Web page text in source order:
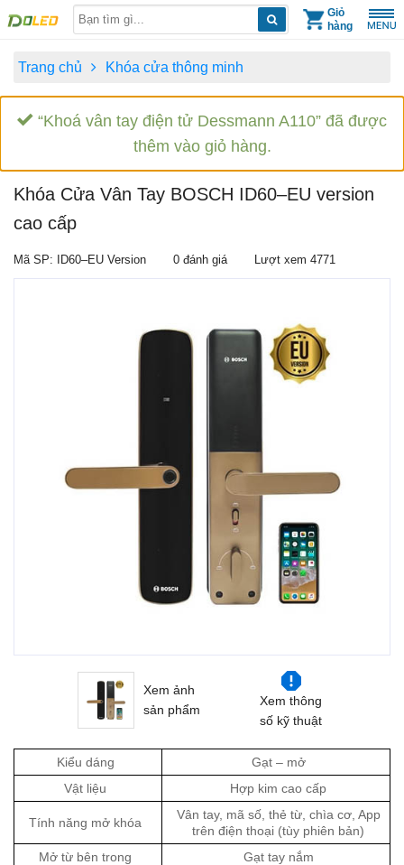
Giỏ
hàng
Trang chủ Khóa cửa thông minh
“Khoá vân tay điện tử Dessmann A110” đã được
thêm vào giỏ hàng.
Khóa Cửa Vân Tay BOSCH ID60–EU version
cao cấp
Mã SP: ID60–EU Version 0 đánh giá Lượt xem 4771
Xem ảnh
sản phẩm
Xem thông
số kỹ thuật
Kiểu dáng
Gạt – mở
Vật liệu
Hợp kim cao cấp
Tính năng mở khóa
Vân tay, mã số, thẻ từ, chìa cơ, App
trên điện thoại (tùy phiên bản)
Mở từ bên trong
Gạt tay nắm